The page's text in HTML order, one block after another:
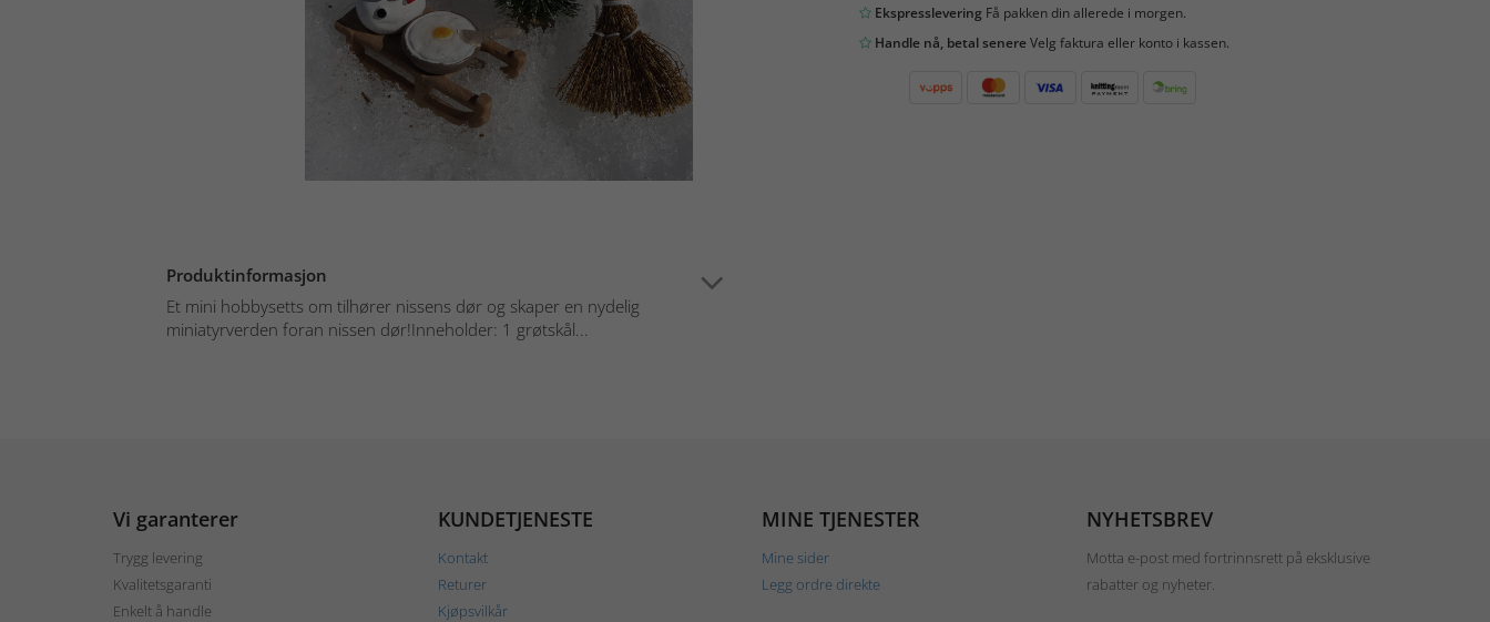
Produktinformasjon
Et mini hobbysetts om tilhører nissens dør og skaper en nydelig
miniatyrverden foran nissen dør!Inneholder: 1 grøtskål...
EkspressleveringFå pakken din allerede i morgen.
Handle nå, betal senereVelg faktura eller konto i kassen.
Vi garanterer
Trygg levering
Kvalitetsgaranti
Enkelt å handle
KUNDETJENESTE
Kontakt
Returer
Kjøpsvilkår
MINE TJENESTER
Mine sider
Legg ordre direkte
NYHETSBREV
Motta e-post med fortrinnsrett på eksklusive
rabatter og nyheter.